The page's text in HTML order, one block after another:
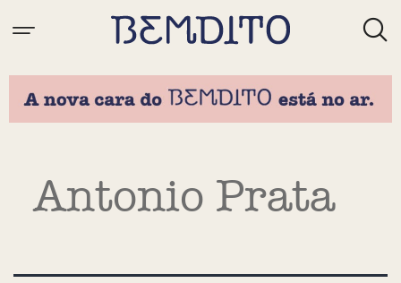
Antonio Prata